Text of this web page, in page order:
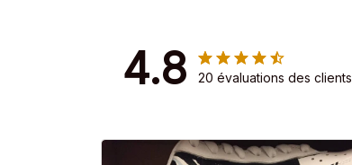
4.8 20 évaluations des clients